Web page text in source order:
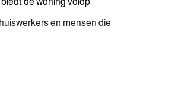
en mensen die